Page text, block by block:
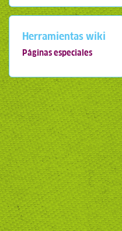
Herramientas wiki
Páginas especiales